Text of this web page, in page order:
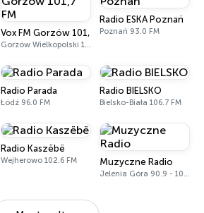
Vox FM Gorzów 101,7 FM
Gorzów Wielkopolski 101.7 FM
Radio ESKA Poznań
Poznań 93.0 FM
Radio Parada
Łódź 96.0 FM
Radio BIELSKO
Bielsko-Biała 106.7 FM
Radio Kaszëbë
Wejherowo 102.6 FM Muzyczne Radio
Jelenia Góra 90.9 - 105.8 FM